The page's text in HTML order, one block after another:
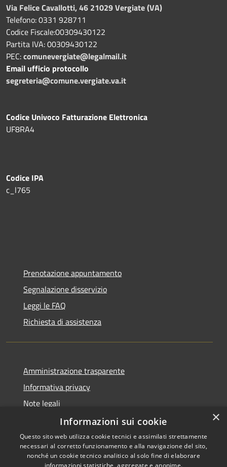
Via Felice Cavallotti, 46 21029 Vergiate (VA)
Telefono: 0331 928711
Codice Fiscale:00309430122
Partita IVA: 00309430122
PEC:comunevergiate@legalmail.it
Email ufficio protocollo
segreteria@comune.vergiate.va.it
Codice Univoco Fatturazione Elettronica
UF8RA4
Codice IPA
c_l765
Prenotazione appuntamento
Segnalazione disservizio
Leggi le FAQ
Richiesta di assistenza
Amministrazione trasparente
Informativa privacy
Note legali
Dichiarazione di accessibilità
×
Informazioni sui cookie
Questo sito web utilizza cookie tecnici e assimilati strettamente
necessari al corretto funzionamento e alla navigazione del sito,
nonché un cookie tecnico analitico al solo fine di elaborare
informazioni statistiche, aggregate e anonime.